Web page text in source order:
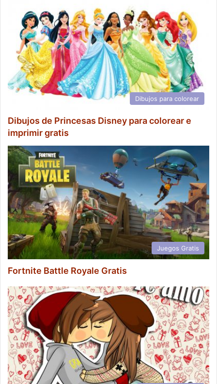
Dibujos para colorear
Dibujos de Princesas Disney para colorear e
imprimir gratis
Juegos Gratis
Fortnite Battle Royale Gratis